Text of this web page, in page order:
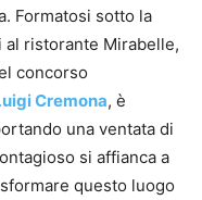
Formatosi sotto la
al ristorante Mirabelle,
concorso
Cremona, è
una ventata di
si affianca a
questo luogo